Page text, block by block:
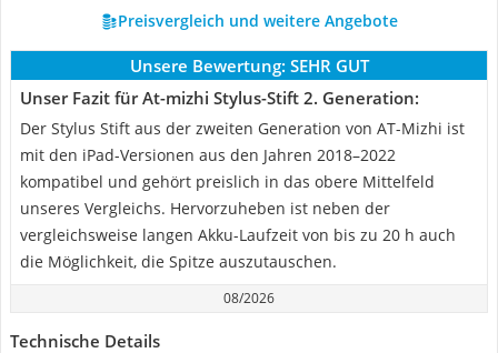
Preisvergleich und weitere Angebote
Unsere Bewertung: SEHR GUT
Unser Fazit für At-mizhi Stylus-Stift 2. Generation:
Der Stylus Stift aus der zweiten Generation von AT-Mizhi ist
mit den iPad-Versionen aus den Jahren 2018–2022
kompatibel und gehört preislich in das obere Mittelfeld
unseres Vergleichs. Hervorzuheben ist neben der
vergleichsweise langen Akku-Laufzeit von bis zu 20 h auch
die Möglichkeit, die Spitze auszutauschen.
08/2026
Technische Details